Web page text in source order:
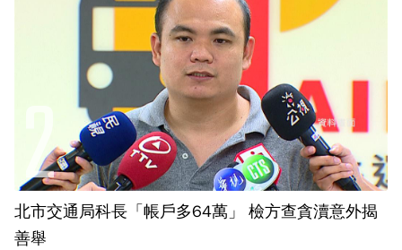
北市交通局科長「帳戶多64萬」 檢方查貪瀆意外揭
善舉